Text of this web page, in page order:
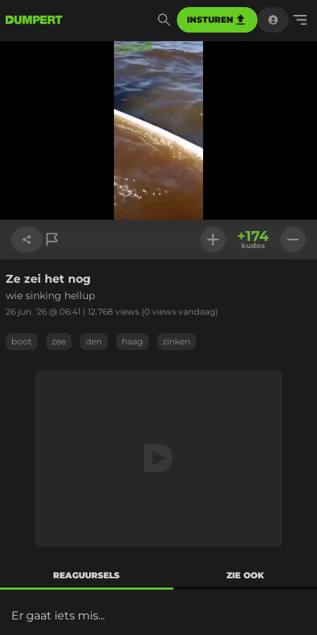
INSTUREN
Geladen
Link kopiëren
+174
kudos
Ze zei het nog
wie sinking hellup
26 jun. '26 @ 06:41 | 12.768 views (0 views vandaag)
boot zee den haag zinken
REAGUURSELS ZIE OOK
Er gaat iets mis...